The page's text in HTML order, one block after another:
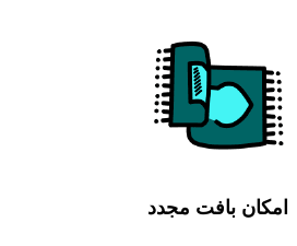
امکان بافت مجدد